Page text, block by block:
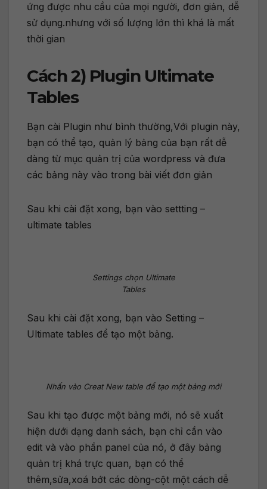
ứng được nhu cầu của mọi người, đơn giản, dễ
sử dụng.nhưng với số lượng lớn thì khá là mất
thời gian
Cách 2) Plugin Ultimate
Tables
Bạn cài Plugin như bình thường,Với plugin này,
bạn có thể tạo, quản lý bảng của bạn rất dễ
dàng từ mục quản trị của wordpress và đưa
các bảng này vào trong bài viết đơn giản
Sau khi cài đặt xong, bạn vào settting –
ultimate tables
Settings chọn Ultimate
Tables
Sau khi cài đặt xong, bạn vào Setting –
Ultimate tables để tạo một bảng.
Nhấn vào Creat New table để tạo một bảng mới
Sau khi tạo được một bảng mới, nó sẽ xuất
hiện dưới dạng danh sách, bạn chỉ cần vào
edit và vào phần panel của nó, ở đây bảng
quản trị khá trực quan, bạn có thể
thêm,sửa,xoá bớt các dòng-cột một cách dễ